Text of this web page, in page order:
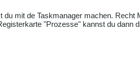
du mit de Taskmanager machen. Recht
"Prozesse" kannst du dann